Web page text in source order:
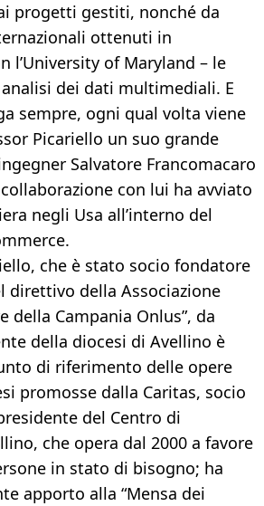
progetti gestiti, nonché da
ottenuti in
l’University of Maryland – le
dei dati multimediali. E
sempre, ogni qual volta viene
Picariello un suo grande
Salvatore Francomacaro
con lui ha avviato
negli Usa all’interno del
che è stato socio fondatore
direttivo della Associazione
della Campania Onlus”, da
della diocesi di Avellino è
di riferimento delle opere
promosse dalla Caritas, socio
del Centro di
che opera dal 2000 a favore
in stato di bisogno; ha
apporto alla “Mensa dei